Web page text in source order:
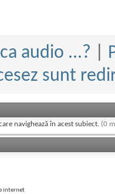
audio ...?
sunt
navighează în acest subiect. (0
internet